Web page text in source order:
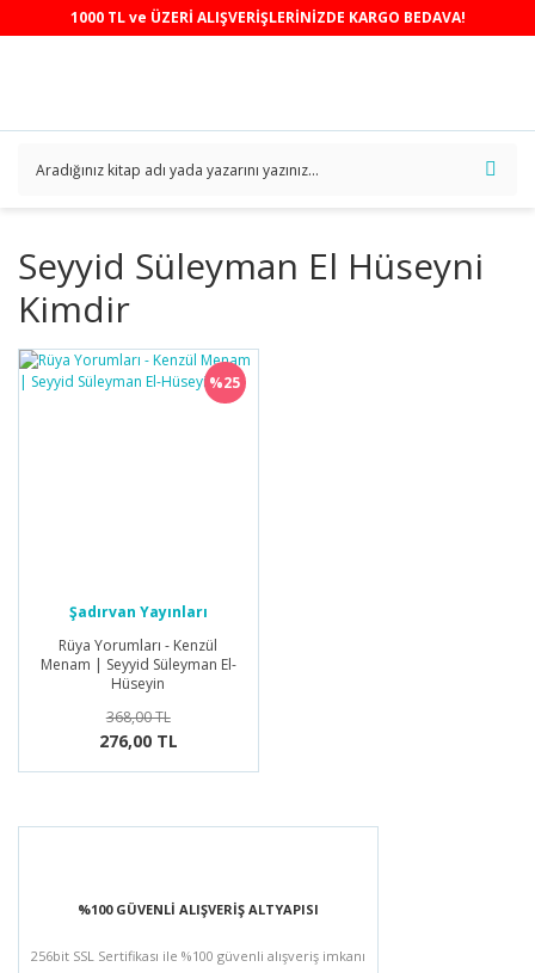
1000 TL ve ÜZERİ ALIŞVERİŞLERİNİZDE KARGO BEDAVA!
Seyyid Süleyman El Hüseyni
Kimdir
%25
Şadırvan Yayınları
Rüya Yorumları - Kenzül
Menam | Seyyid Süleyman El-
Hüseyin
368,00 TL
276,00 TL
%100 GÜVENLİ ALIŞVERİŞ ALTYAPISI
256bit SSL Sertifikası ile %100 güvenli alışveriş imkanı